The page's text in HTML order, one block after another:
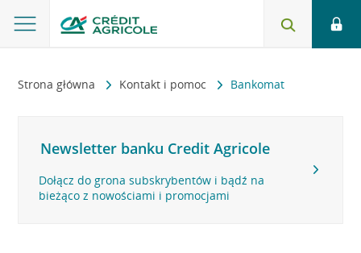
Strona główna Kontakt i pomoc Bankomat
Newsletter banku Credit Agricole
Dołącz do grona subskrybentów i bądź na
bieżąco z nowościami i promocjami